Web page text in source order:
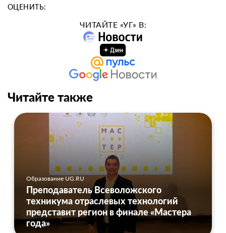
ОЦЕНИТЬ:
ЧИТАЙТЕ «УГ» В:
Читайте также
Образование UG.RU
Преподаватель Всеволожского
техникума отраслевых технологий
представит регион в финале «Мастера
года»